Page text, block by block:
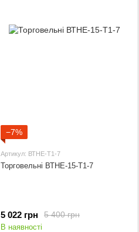
−7%
Артикул: ВТНЕ-Т1-7
Торговельні ВТНЕ-15-Т1-7
5 400 грн
5 022 грн
В наявності